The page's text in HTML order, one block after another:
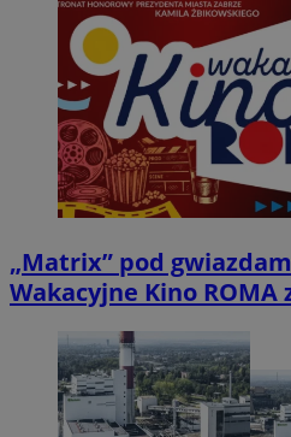
„Matrix” pod
Wakacyjne Kino